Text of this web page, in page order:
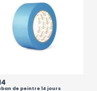
de peintre 14 jours